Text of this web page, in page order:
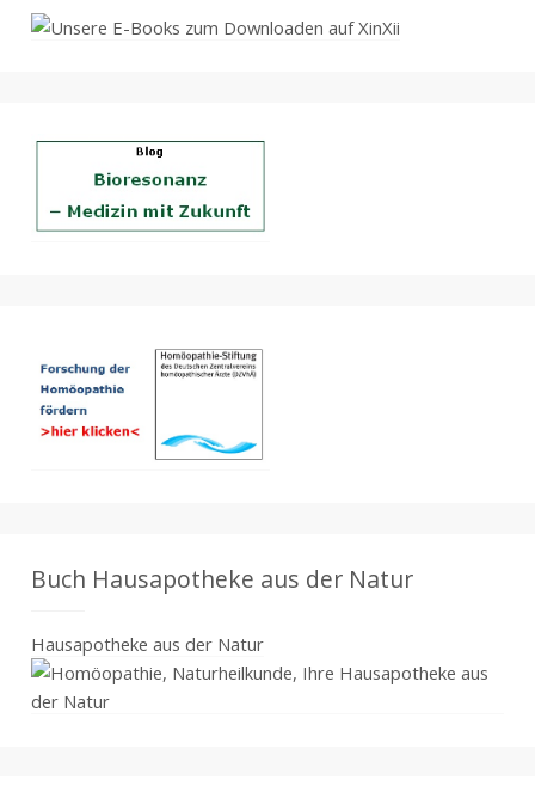
Buch Hausapotheke aus der Natur
Hausapotheke aus der Natur